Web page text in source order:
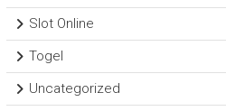
Slot Online
Togel
Uncategorized